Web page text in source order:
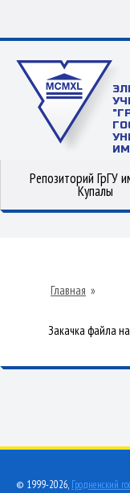
Репозиторий ГрГУ
Купалы
Главная »
Закачка файла
© 1999-2026, Гродненский